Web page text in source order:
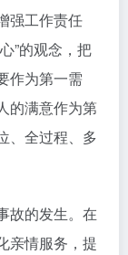
强工作责任
”的观念，把
作为第一需
的满意作为第
、全过程、多
故的发生。在
亲情服务，提